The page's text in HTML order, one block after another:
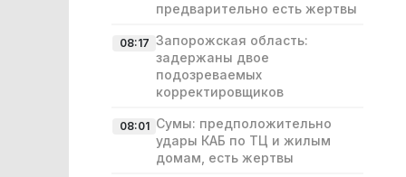
предварительно есть жертвы
08:17 Запорожская область:
задержаны двое
подозреваемых
корректировщиков
08:01 Сумы: предположительно
удары КАБ по ТЦ и жилым
домам, есть жертвы